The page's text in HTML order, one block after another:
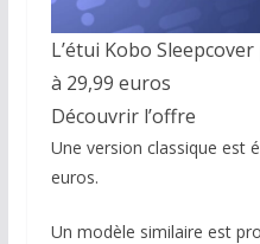
L’étui Kobo
à 29,99 euros
Découvrir l’offre
Une version classique est
euros.
Un modèle similaire est